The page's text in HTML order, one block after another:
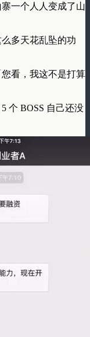
一个人人变成了山
多天花乱坠的功
看，我这不是打算
个 BOSS 自己还没